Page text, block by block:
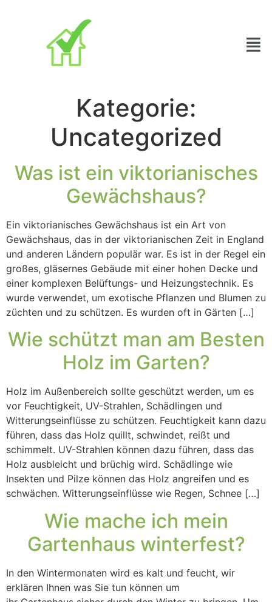
Kategorie:
Uncategorized
Was ist ein viktorianisches
Gewächshaus?
Ein viktorianisches Gewächshaus ist ein Art von
Gewächshaus, das in der viktorianischen Zeit in England
und anderen Ländern populär war. Es ist in der Regel ein
großes, gläsernes Gebäude mit einer hohen Decke und
einer komplexen Belüftungs- und Heizungstechnik. Es
wurde verwendet, um exotische Pflanzen und Blumen zu
züchten und zu schützen. Es wurden oft in Gärten […]
Wie schützt man am Besten
Holz im Garten?
Holz im Außenbereich sollte geschützt werden, um es
vor Feuchtigkeit, UV-Strahlen, Schädlingen und
Witterungseinflüsse zu schützen. Feuchtigkeit kann dazu
führen, dass das Holz quillt, schwindet, reißt und
schimmelt. UV-Strahlen können dazu führen, dass das
Holz ausbleicht und brüchig wird. Schädlinge wie
Insekten und Pilze können das Holz angreifen und es
schwächen. Witterungseinflüsse wie Regen, Schnee […]
Wie mache ich mein
Gartenhaus winterfest?
In den Wintermonaten wird es kalt und feucht, wir
erklären Ihnen was Sie tun können um